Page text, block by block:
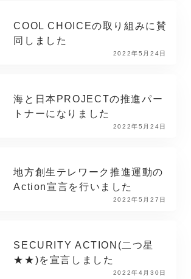
COOL CHOICEの取り組みに賛
同しました
2022年5月24日
海と日本PROJECTの推進パー
トナーになりました
2022年5月24日
地方創生テレワーク推進運動の
Action宣言を行いました
2022年5月27日
SECURITY ACTION(二つ星
★★)を宣言しました
2022年4月30日